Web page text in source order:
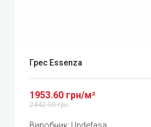
Грес Essenza
1953.60 грн/м²
2442.00 грн